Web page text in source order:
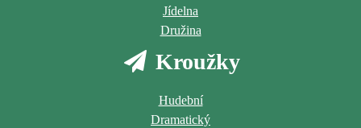
Jídelna
Družina
Kroužky
Hudební
Dramatický